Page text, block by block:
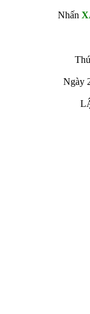
Nhấn
Ngày